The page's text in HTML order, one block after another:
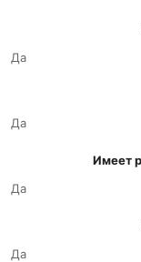
Да
Да
Имеет
Да
Да